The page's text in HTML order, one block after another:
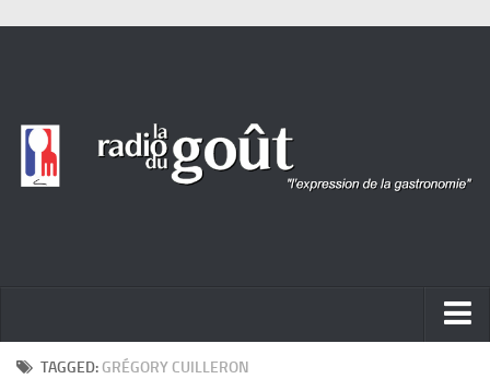
ACTUALITÉ
TAGGED: GRÉGORY CUILLERON